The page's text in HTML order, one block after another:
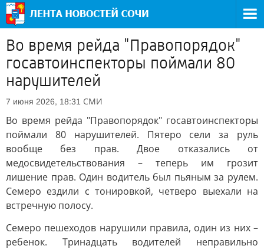
Во время рейда "Правопорядок"
госавтоинспекторы поймали 80
нарушителей
7 июня 2026, 18:31 СМИ
Во время рейда "Правопорядок" госавтоинспекторы
поймали 80 нарушителей. Пятеро сели за руль
вообще без прав. Двое отказались от
медосвидетельствования – теперь им грозит
лишение прав. Один водитель был пьяным за рулем.
Семеро ездили с тонировкой, четверо выехали на
встречную полосу.
Семеро пешеходов нарушили правила, один из них –
ребенок. Тринадцать водителей неправильно